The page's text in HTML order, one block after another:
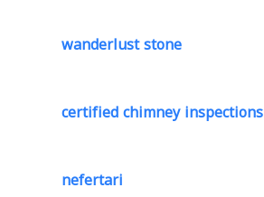
wanderlust stone
certified chimney inspections
nefertari